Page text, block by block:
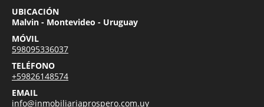
UBICACIÓN
Malvin - Montevideo - Uruguay
MÓVIL
598095336037
TELÉFONO
+59826148574
EMAIL
info@inmobiliariaprospero.com.uy